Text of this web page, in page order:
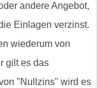
andere Angebot,
Einlagen verzinst.
wiederum von
gilt es das
"Nullzins" wird es